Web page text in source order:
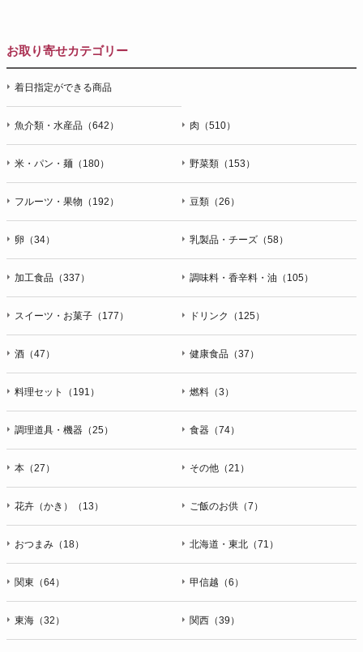
お取り寄せカテゴリー
着日指定ができる商品
魚介類・水産品（642） 肉（510）
米・パン・麺（180） 野菜類（153）
フルーツ・果物（192） 豆類（26）
卵（34） 乳製品・チーズ（58）
加工食品（337） 調味料・香辛料・油（105）
スイーツ・お菓子（177） ドリンク（125）
酒（47） 健康食品（37）
料理セット（191） 燃料（3）
調理道具・機器（25） 食器（74）
本（27） その他（21）
花卉（かき）（13） ご飯のお供（7）
おつまみ（18） 北海道・東北（71）
関東（64） 甲信越（6）
東海（32） 関西（39）